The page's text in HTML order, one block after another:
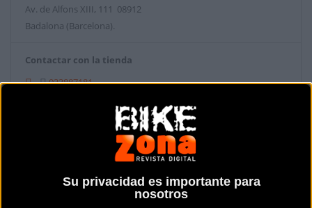
Su privacidad es importante para
nosotros
Av. de Alfons XIII, 111 08912
Badalona (Barcelona).
Contactar con la tienda
933887181
Web y RRSS de la tienda